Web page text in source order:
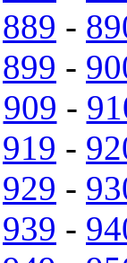
889 -
899 -
909 -
919 -
929 -
939 -